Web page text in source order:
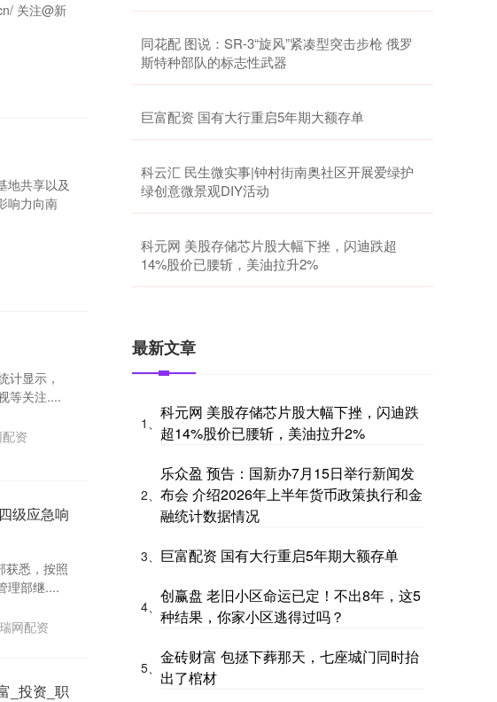
关注@新
地共享以及
响力向南
计显示，
等关注....
资
级应急响
获悉，按照
理部继....
网配资
_投资_职
同花配 图说：SR-3“旋风”紧凑型突击步枪 俄罗
斯特种部队的标志性武器
巨富配资 国有大行重启5年期大额存单
科云汇 民生微实事|钟村街南奥社区开展爱绿护
绿创意微景观DIY活动
科元网 美股存储芯片股大幅下挫，闪迪跌超
14%股价已腰斩，美油拉升2%
最新文章
1、
科元网 美股存储芯片股大幅下挫，闪迪跌
超14%股价已腰斩，美油拉升2%
2、
乐众盈 预告：国新办7月15日举行新闻发
布会 介绍2026年上半年货币政策执行和金
融统计数据情况
3、 巨富配资 国有大行重启5年期大额存单
4、
创赢盘 老旧小区命运已定！不出8年，这5
种结果，你家小区逃得过吗？
5、
金砖财富 包拯下葬那天，七座城门同时抬
出了棺材